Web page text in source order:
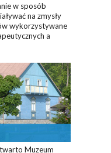
w sposób
na zmysły
wykorzystywane
a
Muzeum